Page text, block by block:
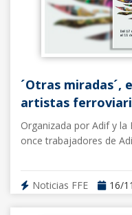
´Otras miradas´,
artistas
Organizada por Adif y
once trabajadores de
Noticias FFE 16/